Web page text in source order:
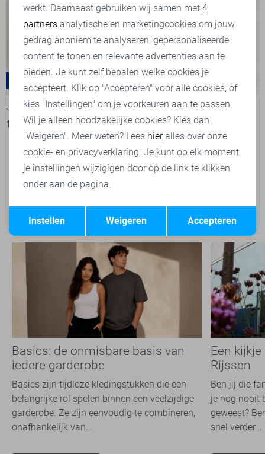
JJ Rebel Jeans
14,00
27,99
JJ Rebel Jeans
1
12,50 24,99
Basics: de onmisbare basis van
iedere garderobe
Basics zijn tijdloze kledingstukken die een
belangrijke rol spelen binnen een veelzijdige
garderobe. Ze zijn eenvoudig te combineren,
onafhankelijk van...
Een
Rijssen
Ben jij die
je nog nooit
geweest?
snel verder...
Analytische cookies
Marketing cookies
Terug Opslaan
werkt. Daarnaast gebruiken wij samen met 4
partners analytische en marketingcookies om jouw
gedrag anoniem te analyseren, gepersonaliseerde
content te tonen en relevante advertenties aan te
bieden. Je kunt zelf bepalen welke cookies je
accepteert. Klik op "Accepteren" voor alle cookies, of
kies "Instellingen" om je voorkeuren aan te passen.
Wil je alleen noodzakelijke cookies? Kies dan
"Weigeren". Meer weten? Lees hieralles over onze
cookie- en privacyverklaring. Je kunt op elk moment
je instellingen wijzigigen door op de link te klikken
onder aan de pagina.
Accepteren
Weigeren
Instellen